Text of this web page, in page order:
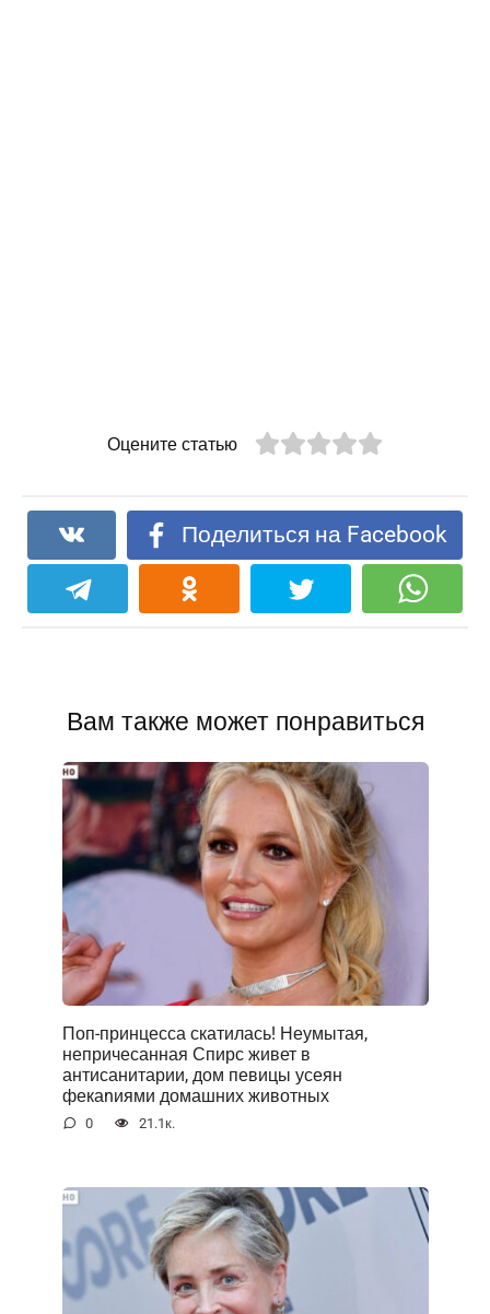
Оцените статью
Поделиться на Facebook
Вам также может понравиться
Поп-принцесса скатилась! Неумытая,
непричесанная Спирс живет в
антисанитарии, дом певицы усеян
фекаnиями домашних животных
0 21.1к.